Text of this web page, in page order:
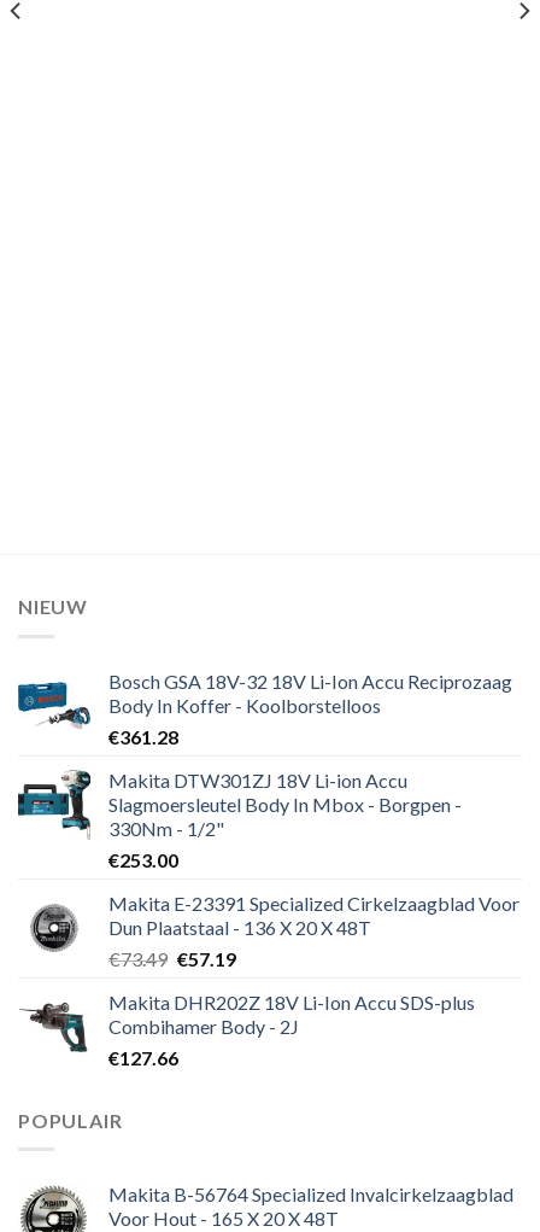
NIEUW
Bosch GSA 18V-32 18V Li-Ion Accu Reciprozaag
Body In Koffer - Koolborstelloos
€361.28
Makita DTW301ZJ 18V Li-ion Accu
Slagmoersleutel Body In Mbox - Borgpen -
330Nm - 1/2"
€253.00
Makita E-23391 Specialized Cirkelzaagblad Voor
Dun Plaatstaal - 136 X 20 X 48T
€73.49 Oorspronkelijke
was:
€73.49.
€57.19Huidige
is:
€57.19.
Makita DHR202Z 18V Li-Ion Accu SDS-plus
Combihamer Body - 2J
€127.66
POPULAIR
Makita B-56764 Specialized Invalcirkelzaagblad
Voor Hout - 165 X 20 X 48T